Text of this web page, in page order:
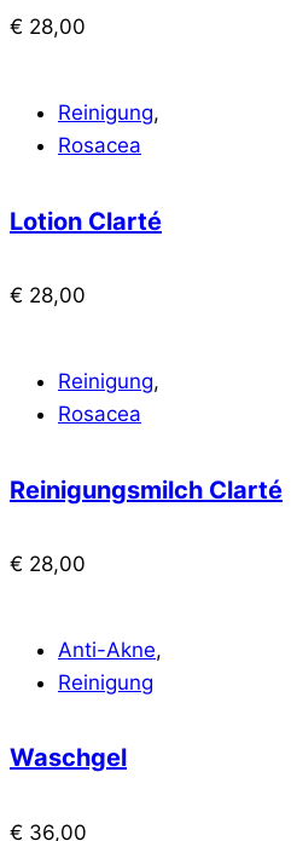
€ 28,00
Reinigung,
Rosacea
Lotion Clarté
€ 28,00
Reinigung,
Rosacea
Reinigungsmilch Clarté
€ 28,00
Anti-Akne,
Reinigung
Waschgel
€ 36,00